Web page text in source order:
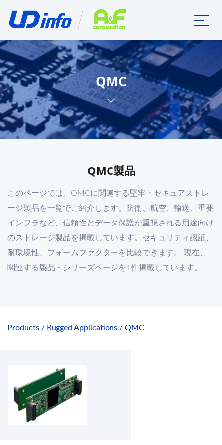
QMC
QMC製品
このページでは、QMCに関連する堅牢・セキュアストレ
ージ製品を一覧でご紹介します。防衛、航空、輸送、重要
インフラなど、信頼性とデータ保護が重視される用途向け
のストレージ製品を掲載しています。セキュリティ認証、
耐環境性、フォームファクターを比較できます。 現在、
関連する製品・シリーズページを1件掲載しています。
Products Rugged Applications QMC